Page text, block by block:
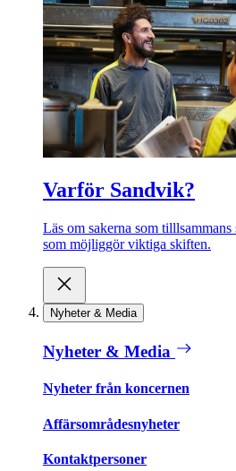
Varför Sandvik?
Läs om sakerna som
som möjliggör viktiga skiften.
Nyheter & Media
Nyheter & Media
Nyheter från koncernen
Affärsområdesnyheter
Kontaktpersoner